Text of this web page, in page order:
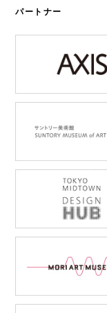
パートナー